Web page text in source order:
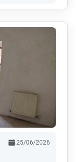
25/06/2026